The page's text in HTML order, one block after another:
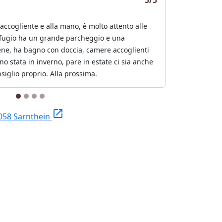
e alla mano, è molto attento alle
ha un grande parcheggio e una
ha bagno con doccia, camere accoglienti
stata in inverno, pare in estate ci sia anche
proprio. Alla prossima.
Sarnthein launch